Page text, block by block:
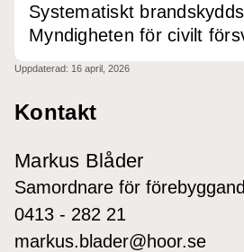
Systematiskt
Myndigheten för civilt
Uppdaterad: 16 april, 2026
Kontakt
Markus Blåder
Samordnare för
0413 - 282 21
markus.blader@hoor.se